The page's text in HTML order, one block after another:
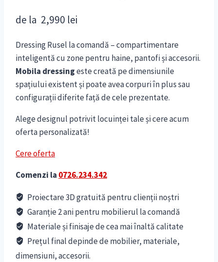
de la 2,990 lei
Dressing Rusel la comandă – compartimentare
inteligentă cu zone pentru haine, pantofi și accesorii.
Mobila dressingeste creată pe dimensiunile
spațiului existent și poate avea corpuri în plus sau
configurații diferite față de cele prezentate.
Alege designul potrivit locuinței tale și cere acum
oferta personalizată!
Cere oferta
Comenzi la 0726.234.342
Proiectare 3D gratuită pentru clienții noștri
Garanție 2 ani pentru mobilierul la comandă
Materiale și finisaje de cea mai înaltă calitate
Prețul final depinde de mobilier, materiale,
dimensiuni, accesorii.